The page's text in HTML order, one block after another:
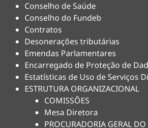
Conselho de Saúde
Conselho do Fundeb
Contratos
Desonerações tributárias
Emendas Parlamentares
Encarregado de Proteção de
Estatísticas de Uso de Serviços
ESTRUTURA ORGANIZACIONAL
COMISSÕES
Mesa Diretora
PROCURADORIA GERAL